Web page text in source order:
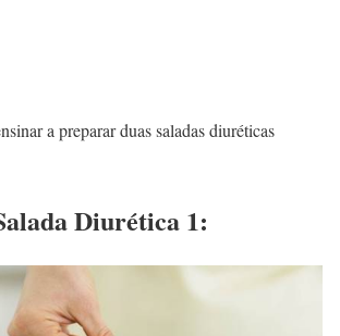
a preparar duas saladas diuréticas
Diurética 1: